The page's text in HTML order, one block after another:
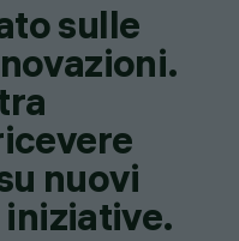
sulle
nuovi